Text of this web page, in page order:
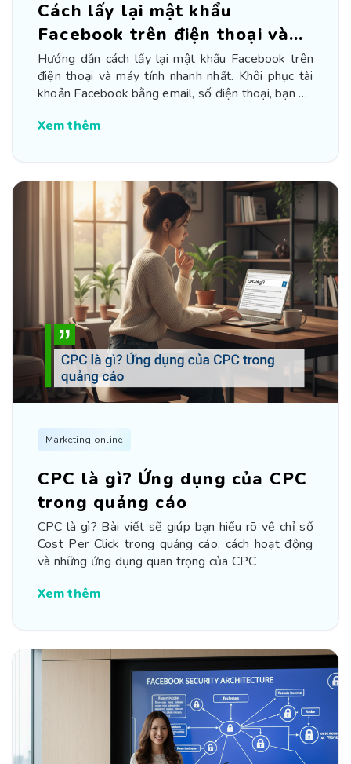
Cách lấy lại mật khẩu
Facebook trên điện thoại và
máy tính
Hướng dẫn cách lấy lại mật khẩu Facebook trên
điện thoại và máy tính nhanh nhất. Khôi phục tài
khoản Facebook bằng email, số điện thoại, bạn bè
Xem thêm
Marketing online
CPC là gì? Ứng dụng của CPC
trong quảng cáo
CPC là gì? Bài viết sẽ giúp bạn hiểu rõ về chỉ số
Cost Per Click trong quảng cáo, cách hoạt động
và những ứng dụng quan trọng của CPC
Xem thêm